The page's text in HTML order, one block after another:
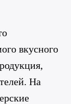
вкусного
На